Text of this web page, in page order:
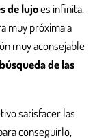
de lujoes infinita.
muy próxima a
muy aconsejable
búsqueda de las
satisfacer las
conseguirlo,